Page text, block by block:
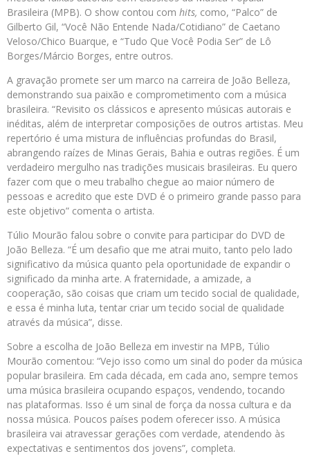
Brasileira (MPB). O show contou com hits, como, “Palco” de
Gilberto Gil, “Você Não Entende Nada/Cotidiano” de Caetano
Veloso/Chico Buarque, e “Tudo Que Você Podia Ser” de Lô
Borges/Márcio Borges, entre outros.
A gravação promete ser um marco na carreira de João Belleza,
demonstrando sua paixão e comprometimento com a música
brasileira. “Revisito os clássicos e apresento músicas autorais e
inéditas, além de interpretar composições de outros artistas. Meu
repertório é uma mistura de influências profundas do Brasil,
abrangendo raízes de Minas Gerais, Bahia e outras regiões. É um
verdadeiro mergulho nas tradições musicais brasileiras. Eu quero
fazer com que o meu trabalho chegue ao maior número de
pessoas e acredito que este DVD é o primeiro grande passo para
este objetivo” comenta o artista.
Túlio Mourão falou sobre o convite para participar do DVD de
João Belleza. “É um desafio que me atrai muito, tanto pelo lado
significativo da música quanto pela oportunidade de expandir o
significado da minha arte. A fraternidade, a amizade, a
cooperação, são coisas que criam um tecido social de qualidade,
e essa é minha luta, tentar criar um tecido social de qualidade
através da música”, disse.
Sobre a escolha de João Belleza em investir na MPB, Túlio
Mourão comentou: “Vejo isso como um sinal do poder da música
popular brasileira. Em cada década, em cada ano, sempre temos
uma música brasileira ocupando espaços, vendendo, tocando
nas plataformas. Isso é um sinal de força da nossa cultura e da
nossa música. Poucos países podem oferecer isso. A música
brasileira vai atravessar gerações com verdade, atendendo às
expectativas e sentimentos dos jovens”, completa.